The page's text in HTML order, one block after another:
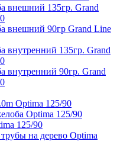
внешний 135гр. Grand
внешний 90гр Grand Line
внутренний 135гр. Grand
внутренний 90гр. Grand
Optima 125/90
Optima 125/90
125/90
на дерево Optima